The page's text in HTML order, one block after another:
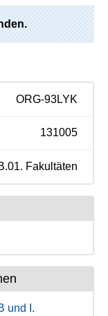
ORG-93LYK
131005
Fakultäten
und I.